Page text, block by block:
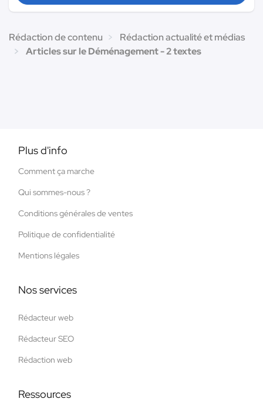
Rédaction de contenu
Rédaction actualité et médias
Articles sur le Déménagement - 2 textes
Plus d'info
Comment ça marche
Qui sommes-nous ?
Conditions générales de ventes
Politique de confidentialité
Mentions légales
Nos services
Rédacteur web
Rédacteur SEO
Rédaction web
Ressources